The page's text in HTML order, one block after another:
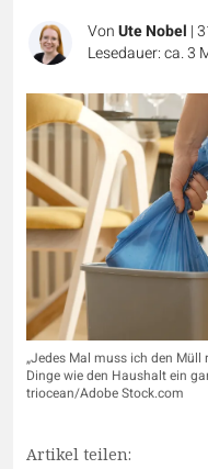
VonUte Nobel |
Lesedauer: ca. 3
„Jedes Mal muss ich den
Dinge wie den Haushalt ein
triocean/Adobe Stock.com
Artikel teilen: